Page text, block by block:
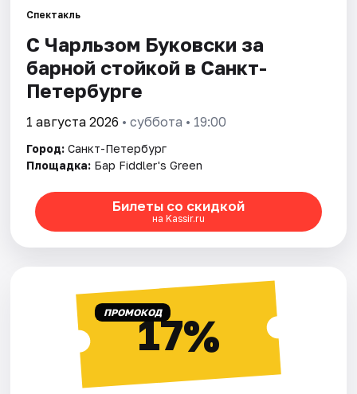
Города
Площадки
Артисты
Рейтинги
Спектакль
С Чарльзом Буковски за
барной стойкой в Санкт-
Петербурге
1 августа 2026 • суббота • 19:00
Город: Санкт-Петербург
Площадка: Бар Fiddler's Green
Билеты со скидкой
на Kassir.ru
ПРОМОКОД17%